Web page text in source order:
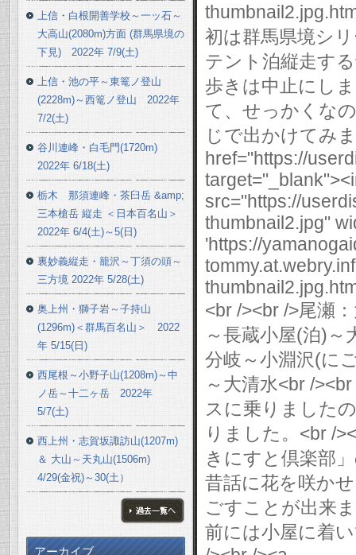
初は群馬県境シ
テント泊縦走す
歩きは中止にし
て、せっかくな
じで出かけてみ
href="https://
src="https://
thumbnail2.jpg"
'https://
<br /><br />尾瀬
～長蔵小屋(泊)～
分岐～小淵沢(に
～大清水<br /
スに乗りました
りました。<br /
きにすと倶楽部
昔話に花を咲か
ごすことが出来
前には小屋に着
上信・白根開善学校～一ッ石～
大高山(2080m)方面 (群馬県境の
下見) 2022年 7/9(土)
上信・池の平～東篭ノ登山
(2228m)～西篭ノ登山 2022年
7/2(土)
谷川連峰・白毛門(1720m)
2022年 6/18(土)
栃木 那須連峰・茶臼岳 &amp;
三本槍岳 縦走 ＜日本百名山＞
2022年 6/4(土)～5(日)
裏妙義縦走・籠沢～丁須の頭～
三方境 2022年 5/28(土)
奥上州・獅子岩～子持山
(1296m)＜群馬百名山＞ 2022
年 5/15(日)
西尾根～小野子山(1208m)～中
ノ岳～十二ヶ岳 2022年
5/7(土)
西上州・志賀坂諏訪山(1207m)
＆ 大山～天丸山(1506m)
4/29(金祝)～30(土）
アーカイブ